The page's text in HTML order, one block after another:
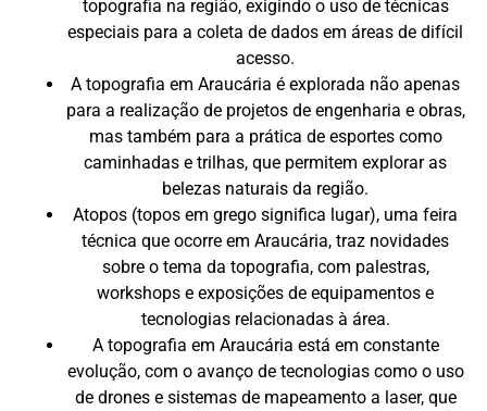
topografia na região, exigindo o uso de técnicas
especiais para a coleta de dados em áreas de difícil
acesso.
A topografia em Araucária é explorada não apenas
para a realização de projetos de engenharia e obras,
mas também para a prática de esportes como
caminhadas e trilhas, que permitem explorar as
belezas naturais da região.
Atopos (topos em grego significa lugar), uma feira
técnica que ocorre em Araucária, traz novidades
sobre o tema da topografia, com palestras,
workshops e exposições de equipamentos e
tecnologias relacionadas à área.
A topografia em Araucária está em constante
evolução, com o avanço de tecnologias como o uso
de drones e sistemas de mapeamento a laser, que